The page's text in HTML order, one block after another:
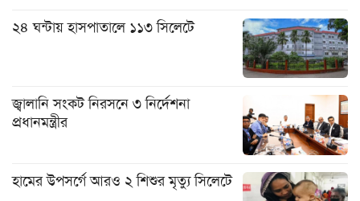
২৪ ঘন্টায় হাসপাতালে ১১৩ সিলেটে
জ্বালানি সংকট নিরসনে ৩ নির্দেশনা
প্রধানমন্ত্রীর
হামের উপসর্গে আরও ২ শিশুর মৃত্যু সিলেটে